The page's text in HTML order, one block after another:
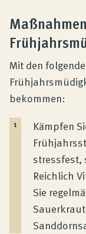
Mit den
bekommen:
Kämpfen
stressfest,
Reichlich
Sie